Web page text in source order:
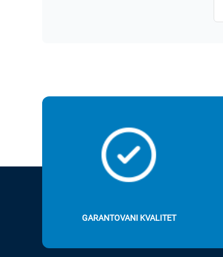
GARANTOVANI KVALITET